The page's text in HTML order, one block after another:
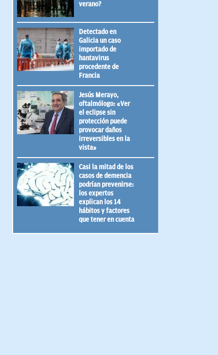
verano?
Detectado en
Galicia un caso
importado de
hantavirus
procedente de
Francia
Jesús Merayo,
oftalmólogo: «Ver
el eclipse sin
protección puede
provocar daños
irreversibles en la
vista»
Casi la mitad de los
casos de demencia
podrían prevenirse:
los expertos
explican los 14
hábitos y factores
que tener en cuenta